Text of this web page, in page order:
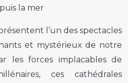
la mer
l’un des spectacles
et mystérieux de notre
les forces implacables de
ces cathédrales